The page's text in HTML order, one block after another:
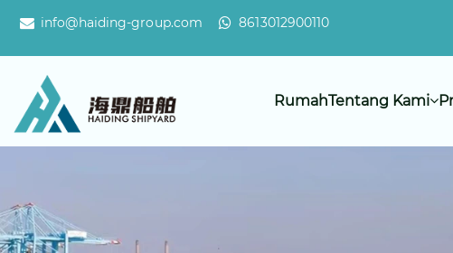
info@haiding-group.com 8613012900110
RumahTentang Kami